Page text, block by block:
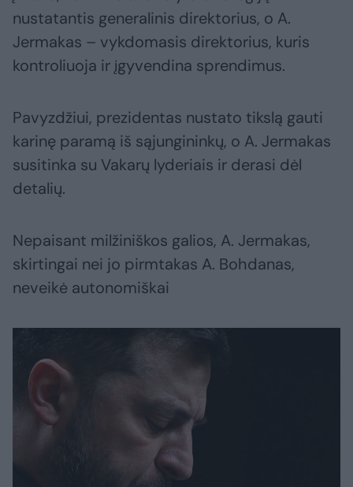
nustatantis generalinis direktorius, o A.
Jermakas – vykdomasis direktorius, kuris
kontroliuoja ir įgyvendina sprendimus.
Pavyzdžiui, prezidentas nustato tikslą gauti
karinę paramą iš sąjungininkų, o A. Jermakas
susitinka su Vakarų lyderiais ir derasi dėl
detalių.
Nepaisant milžiniškos galios, A. Jermakas,
skirtingai nei jo pirmtakas A. Bohdanas,
neveikė autonomiškai